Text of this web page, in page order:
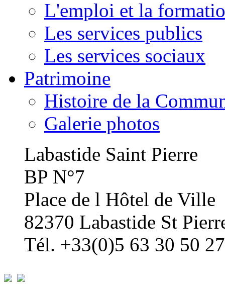
L'emploi et la
Les services publics
Les services sociaux
Patrimoine
Histoire de la
Galerie photos
Labastide Saint Pierre
BP N°7
Place de l Hôtel de Ville
82370 Labastide St
Tél. +33(0)5 63 30 50 27